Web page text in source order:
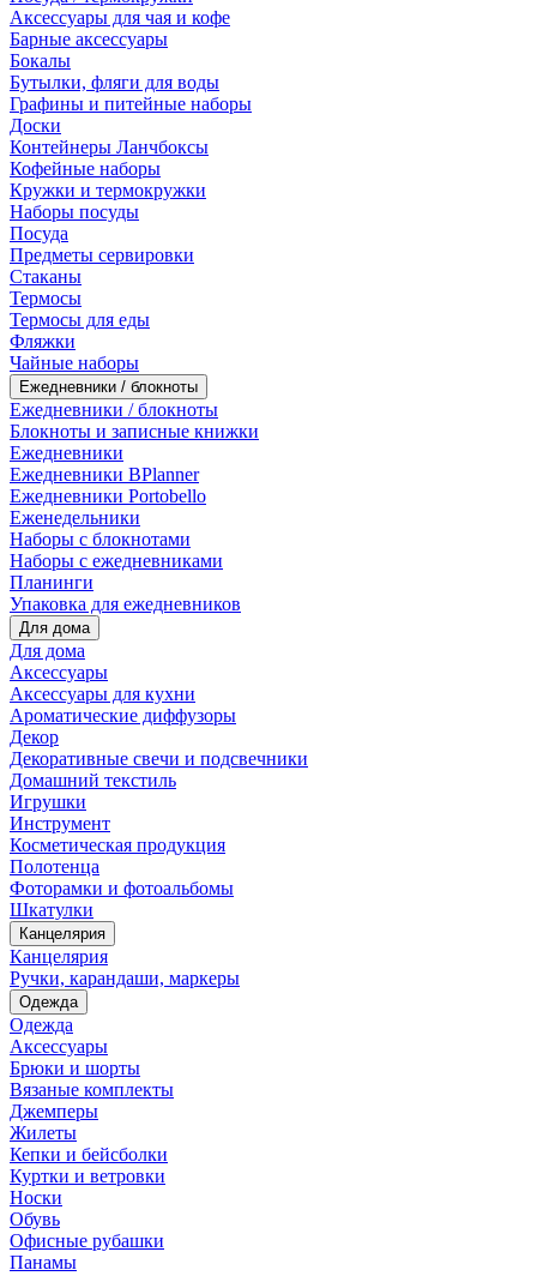
Аксессуары для чая и кофе
Барные аксессуары
Бокалы
Бутылки, фляги для воды
Графины и питейные наборы
Доски
Контейнеры Ланчбоксы
Кофейные наборы
Кружки и термокружки
Наборы посуды
Посуда
Предметы сервировки
Стаканы
Термосы
Термосы для еды
Фляжки
Чайные наборы
Ежедневники / блокноты
Ежедневники / блокноты
Блокноты и записные книжки
Ежедневники
Ежедневники BPlanner
Ежедневники Portobello
Еженедельники
Наборы с блокнотами
Наборы с ежедневниками
Планинги
Упаковка для ежедневников
Для дома
Для дома
Аксессуары
Аксессуары для кухни
Ароматические диффузоры
Декор
Декоративные свечи и подсвечники
Домашний текстиль
Игрушки
Инструмент
Косметическая продукция
Полотенца
Фоторамки и фотоальбомы
Шкатулки
Канцелярия
Канцелярия
Ручки, карандаши, маркеры
Одежда
Одежда
Аксессуары
Брюки и шорты
Вязаные комплекты
Джемперы
Жилеты
Кепки и бейсболки
Куртки и ветровки
Носки
Обувь
Офисные рубашки
Панамы